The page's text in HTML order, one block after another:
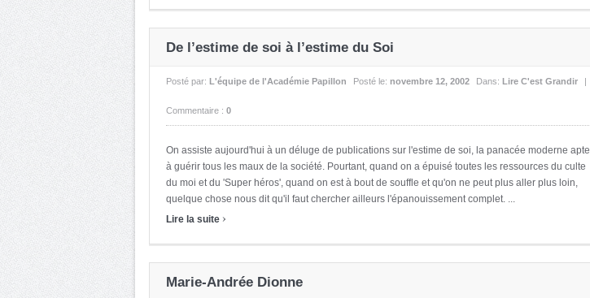
De l’estime de soi à l’estime du Soi
Posté par: L'équipe de l'Académie Papillon Posté le: novembre 12, 2002 Dans: Lire C'est Grandir |
Commentaire : 0
On assiste aujourd'hui à un déluge de publications sur l'estime de soi, la panacée moderne apte
à guérir tous les maux de la société. Pourtant, quand on a épuisé toutes les ressources du culte
du moi et du 'Super héros', quand on est à bout de souffle et qu'on ne peut plus aller plus loin,
quelque chose nous dit qu'il faut chercher ailleurs l'épanouissement complet. ...
Lire la suite ›
Marie-Andrée Dionne